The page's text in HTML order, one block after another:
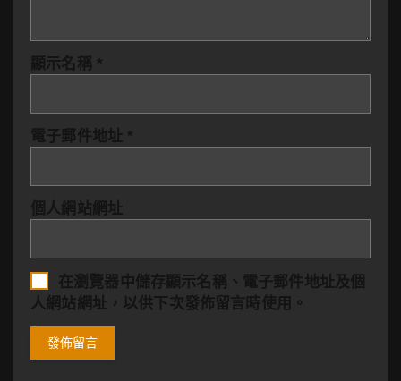
顯示名稱 *
電子郵件地址 *
個人網站網址
在瀏覽器 中儲存顯示名稱、電子郵件地址及個
人網站網址，以供下次發佈留言時使用。